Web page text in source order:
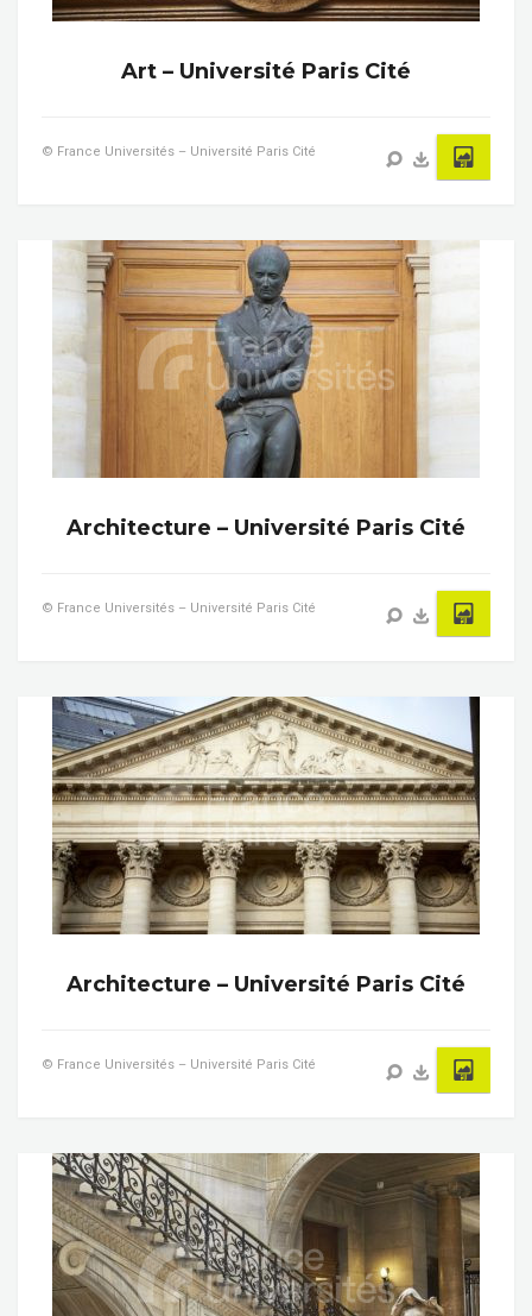
Art – Université Paris Cité
© France Universités – Université Paris Cité
Architecture – Université Paris Cité
© France Universités – Université Paris Cité
Architecture – Université Paris Cité
© France Universités – Université Paris Cité